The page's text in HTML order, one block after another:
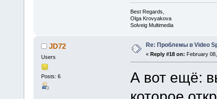
Best Regards,
Olga Krovyakova
Solveig Multimedia
JD72
Users
Posts: 6
Re: Проблемы в Video
« Reply #18 on: February
А вот ещё: